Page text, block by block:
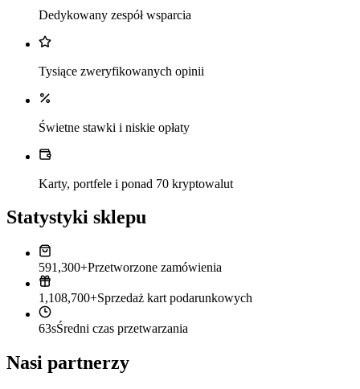
Dedykowany zespół wsparcia
Tysiące zweryfikowanych opinii
Świetne stawki i niskie opłaty
Karty, portfele i ponad 70 kryptowalut
Statystyki sklepu
591,300+Przetworzone zamówienia
1,108,700+Sprzedaż kart podarunkowych
63sŚredni czas przetwarzania
Nasi partnerzy